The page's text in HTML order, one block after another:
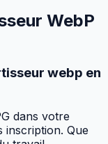
WebP
webp en
dans votre
inscription. Que